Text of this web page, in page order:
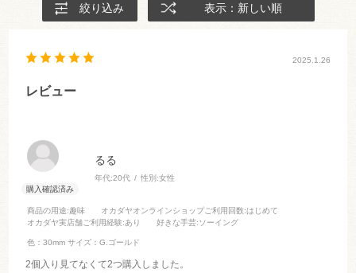
絞り込み 表示：新しい順
るる
年代:20代 性別:女性
商品の用途:趣味 オカダヤオンラインショップご利用回数:はじめて
オカダヤ実店舗ご利用経験:あり 好きな手芸:ソーイング
色：30mm サイズ：G.ゴールド
2025.1.26
レビュー
2個入り見てなくて2つ購入しました。